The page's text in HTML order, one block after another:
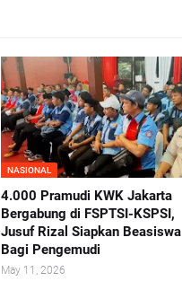
NASIONAL
4.000 Pramudi KWK Jakarta
Bergabung di FSPTSI-KSPSI,
Jusuf Rizal Siapkan Beasiswa
Bagi Pengemudi
May 11, 2026